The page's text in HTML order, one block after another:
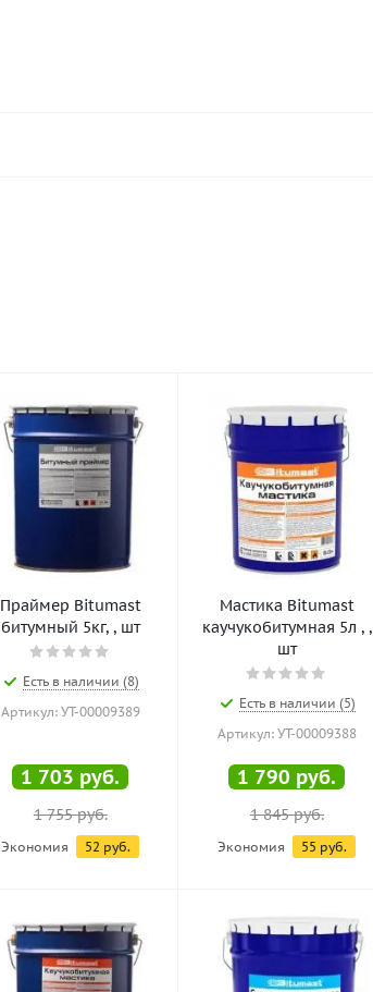
Праймер Bitumast
битумный 5кг, , шт
Есть в наличии (8)
Артикул: УТ-00009389
1 703 руб.
1 755руб.
Экономия 52 руб.
Мастика Bitumast
каучукобитумная 5л , ,
шт
Есть в наличии (5)
Артикул: УТ-00009388
1 790 руб.
1 845руб.
Экономия 55 руб.